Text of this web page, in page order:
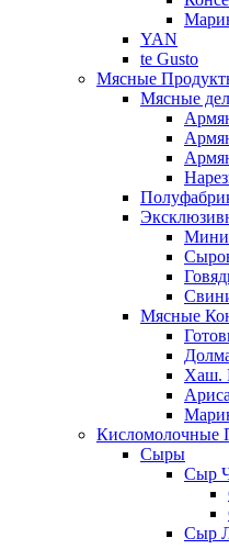
YAN
te Gusto
Мясные
Мясные
Мясные
Хаш.
Кисломолочные
Сыры
Сыр
Сыр